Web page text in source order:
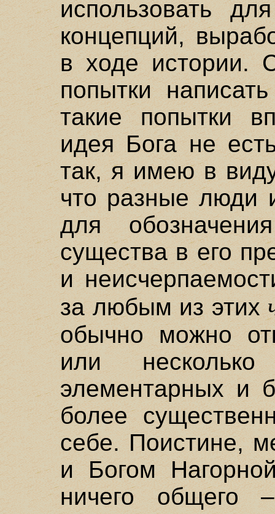
использовать
концепций,
в ходе истории.
попытки
такие попытки
идея Бога не
так, я имею в
что разные люди
для
существа в его
и
за любым из этих
обычно можно
или
элементарных и
более
себе. Поистине,
и Богом
ничего